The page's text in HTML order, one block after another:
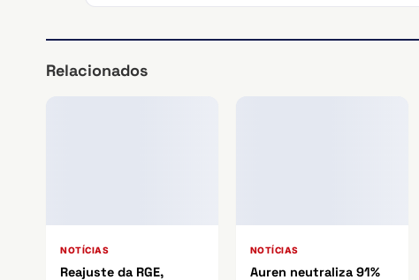
Relacionados
NOTÍCIAS
Reajuste da RGE,
NOTÍCIAS
Auren neutraliza 91%